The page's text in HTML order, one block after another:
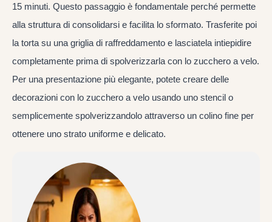
15 minuti. Questo passaggio è fondamentale perché permette
alla struttura di consolidarsi e facilita lo sformato. Trasferite poi
la torta su una griglia di raffreddamento e lasciatela intiepidire
completamente prima di spolverizzarla con lo zucchero a velo.
Per una presentazione più elegante, potete creare delle
decorazioni con lo zucchero a velo usando uno stencil o
semplicemente spolverizzandolo attraverso un colino fine per
ottenere uno strato uniforme e delicato.